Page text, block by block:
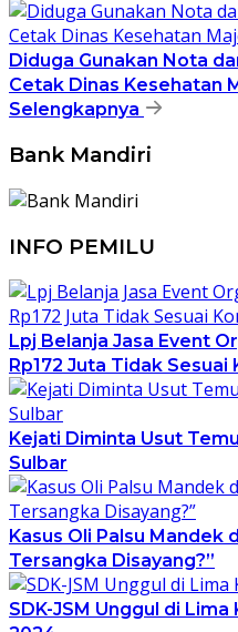
Diduga Gunakan Nota
Cetak Dinas Kesehatan
Selengkapnya
Bank Mandiri
INFO PEMILU
Lpj Belanja Jasa Event
Rp172 Juta Tidak
Kejati Diminta Usut
Sulbar
Kasus Oli Palsu Mandek
Tersangka Disayang?”
SDK-JSM Unggul di